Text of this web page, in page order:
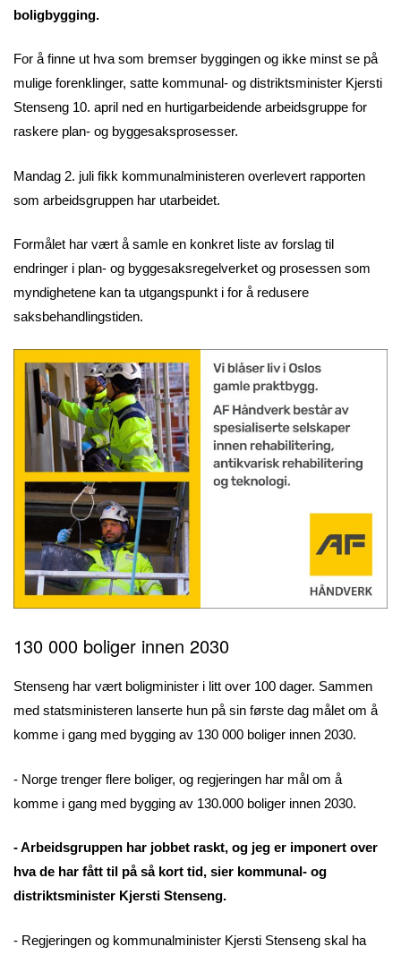
boligbygging.
For å finne ut hva som bremser byggingen og ikke minst se på
mulige forenklinger, satte kommunal- og distriktsminister Kjersti
Stenseng 10. april ned en hurtigarbeidende arbeidsgruppe for
raskere plan- og byggesaksprosesser.
Mandag 2. juli fikk kommunalministeren overlevert rapporten
som arbeidsgruppen har utarbeidet.
Formålet har vært å samle en konkret liste av forslag til
endringer i plan- og byggesaksregelverket og prosessen som
myndighetene kan ta utgangspunkt i for å redusere
saksbehandlingstiden.
130 000 boliger innen 2030
Stenseng har vært boligminister i litt over 100 dager. Sammen
med statsministeren lanserte hun på sin første dag målet om å
komme i gang med bygging av 130 000 boliger innen 2030.
- Norge trenger flere boliger, og regjeringen har mål om å
komme i gang med bygging av 130.000 boliger innen 2030.
- Arbeidsgruppen har jobbet raskt, og jeg er imponert over
hva de har fått til på så kort tid, sier kommunal- og
distriktsminister Kjersti Stenseng.
- Regjeringen og kommunalminister Kjersti Stenseng skal ha